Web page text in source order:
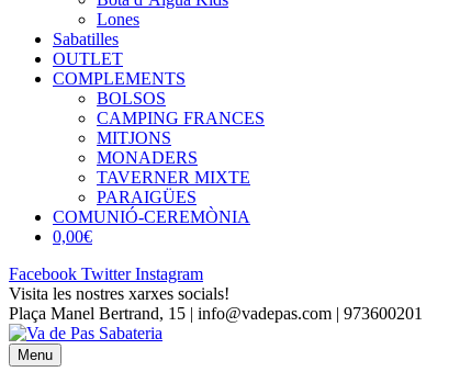
Lones
Sabatilles
OUTLET
COMPLEMENTS
BOLSOS
CAMPING FRANCES
MITJONS
MONADERS
TAVERNER MIXTE
PARAIGÜES
COMUNIÓ-CEREMÒNIA
0,00€
Facebook Twitter Instagram
Visita les nostres xarxes socials!
Plaça Manel Bertrand, 15 | info@vadepas.com | 973600201
Menu